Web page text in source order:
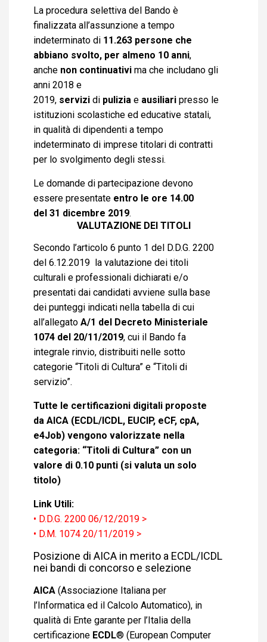
La procedura selettiva del Bando è
finalizzata all’assunzione a tempo
indeterminato di 11.263 persone che
abbiano svolto, per almeno 10 anni,
anche non continuativi ma che includano gli
anni 2018 e
2019, servizi di pulizia e ausiliari presso le
istituzioni scolastiche ed educative statali,
in qualità di dipendenti a tempo
indeterminato di imprese titolari di contratti
per lo svolgimento degli stessi.
Le domande di partecipazione devono
essere presentate entro le ore 14.00
del 31 dicembre 2019.
VALUTAZIONE DEI TITOLI
Secondo l’articolo 6 punto 1 del D.D.G. 2200
del 6.12.2019 la valutazione dei titoli
culturali e professionali dichiarati e/o
presentati dai candidati avviene sulla base
dei punteggi indicati nella tabella di cui
all’allegato A/1 del Decreto Ministeriale
1074 del 20/11/2019, cui il Bando fa
integrale rinvio, distribuiti nelle sotto
categorie “Titoli di Cultura” e “Titoli di
servizio”.
Tutte le certificazioni digitali proposte
da AICA (ECDL/ICDL, EUCIP, eCF, cpA,
e4Job) vengono valorizzate nella
categoria: “Titoli di Cultura” con un
valore di 0.10 punti (si valuta un solo
titolo)
Link Utili:
• D.D.G. 2200 06/12/2019 >
• D.M. 1074 20/11/2019 >
Posizione di AICA in merito a ECDL/ICDL
nei bandi di concorso e selezione
AICA (Associazione Italiana per
l’Informatica ed il Calcolo Automatico), in
qualità di Ente garante per l’Italia della
certificazione ECDL® (European Computer